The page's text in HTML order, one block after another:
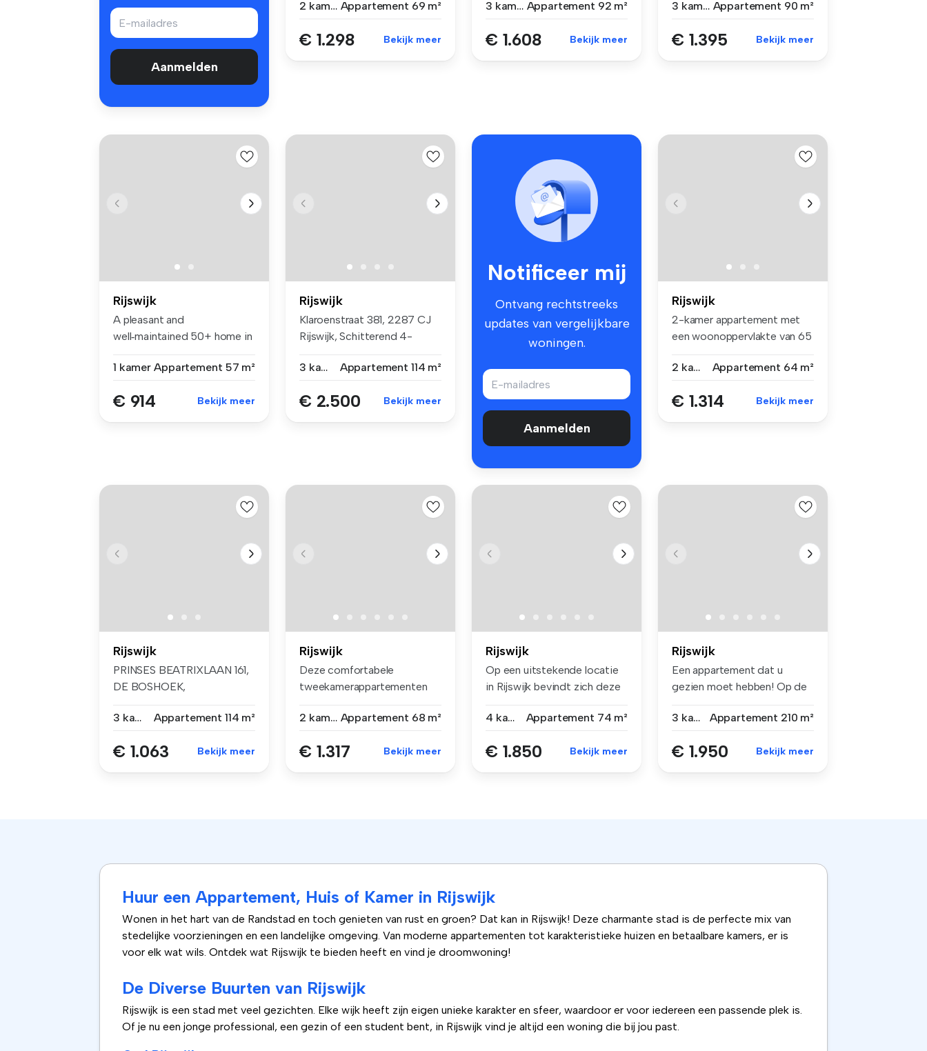
Aanmelden
2 kamers Appartement 69 m²
€ 1.298 Bekijk meer
3 kamers Appartement 92 m²
€ 1.608 Bekijk meer
3 kamers Appartement 90 m²
€ 1.395 Bekijk meer
Rijswijk
A pleasant and
well‑maintained 50+ home in
1 kamer Appartement 57 m²
€ 914 Bekijk meer
Rijswijk
Klaroenstraat 381, 2287 CJ
Rijswijk, Schitterend 4-
3 kamers
Appartement 114 m²
€ 2.500 Bekijk meer
Notificeer mij
Ontvang rechtstreeks
updates van vergelijkbare
woningen.
Aanmelden
Rijswijk
2-kamer appartement met
een woonoppervlakte van 65
2 kamers
Appartement 64 m²
€ 1.314 Bekijk meer
Rijswijk
PRINSES BEATRIXLAAN 161,
DE BOSHOEK,
3 kamers
Appartement 114 m²
€ 1.063 Bekijk meer
Rijswijk
Deze comfortabele
tweekamerappartementen
2 kamers Appartement 68 m²
€ 1.317 Bekijk meer
Rijswijk
Op een uitstekende locatie
in Rijswijk bevindt zich deze
4 kamers
Appartement 74 m²
€ 1.850 Bekijk meer
Rijswijk
Een appartement dat u
gezien moet hebben! Op de
3 kamers
Appartement 210 m²
€ 1.950 Bekijk meer
Huur een Appartement, Huis of Kamer in Rijswijk
Wonen in het hart van de Randstad en toch genieten van rust en groen? Dat kan in Rijswijk! Deze charmante stad is de perfecte mix van
stedelijke voorzieningen en een landelijke omgeving. Van moderne appartementen tot karakteristieke huizen en betaalbare kamers, er is
voor elk wat wils. Ontdek wat Rijswijk te bieden heeft en vind je droomwoning!
De Diverse Buurten van Rijswijk
Rijswijk is een stad met veel gezichten. Elke wijk heeft zijn eigen unieke karakter en sfeer, waardoor er voor iedereen een passende plek is.
Of je nu een jonge professional, een gezin of een student bent, in Rijswijk vind je altijd een woning die bij jou past.